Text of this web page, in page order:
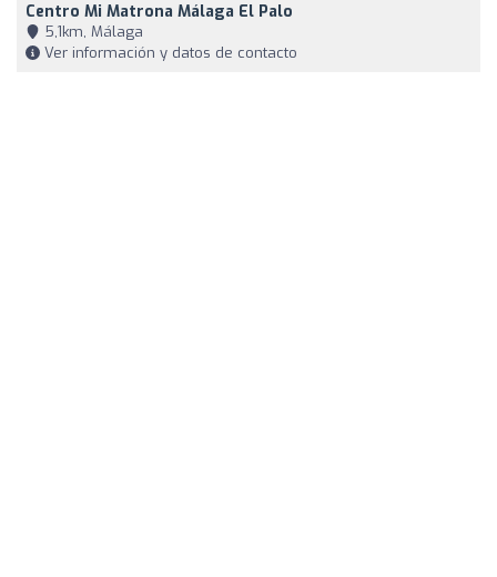
Centro Mi Matrona Málaga El Palo
5,1km, Málaga
Ver información y datos de contacto